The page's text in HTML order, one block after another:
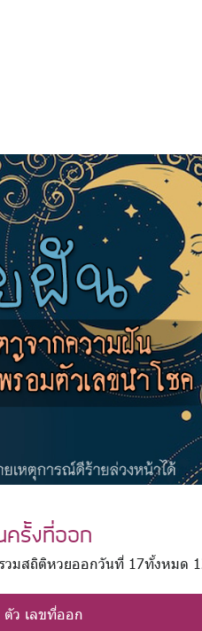
รั้งที่ออก
วมสถิติหวยออกวันที่ 17ทั้งหมด
ตัว เลขที่ออก